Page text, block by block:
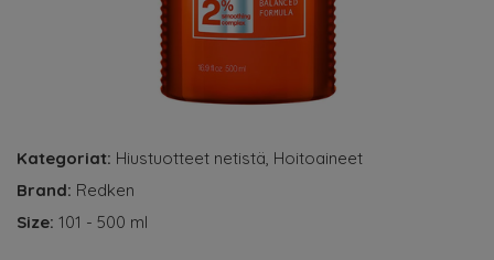
Kategoriat: Hiustuotteet netistä, Hoitoaineet
Brand: Redken
Size: 101 - 500 ml